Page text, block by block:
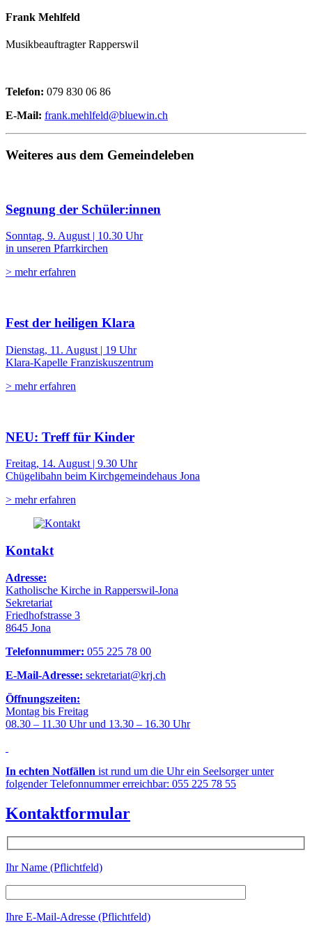
Frank Mehlfeld
Musikbeauftragter Rapperswil
Telefon: 079 830 06 86
E-Mail: frank.mehlfeld@bluewin.ch
Weiteres aus dem Gemeindeleben
Segnung der Schüler:innen
Sonntag, 9. August | 10.30 Uhr
in unseren Pfarrkirchen
> mehr erfahren
Fest der heiligen Klara
Dienstag, 11. August | 19 Uhr
Klara-Kapelle Franziskuszentrum
> mehr erfahren
NEU: Treff für Kinder
Freitag, 14. August | 9.30 Uhr
Chügelibahn beim Kirchgemeindehaus Jona
> mehr erfahren
Kontakt
Adresse:
Katholische Kirche in Rapperswil-Jona
Sekretariat
Friedhofstrasse 3
8645 Jona
Telefonnummer: 055 225 78 00
E-Mail-Adresse: sekretariat@krj.ch
Öffnungszeiten:
Montag bis Freitag
08.30 – 11.30 Uhr und 13.30 – 16.30 Uhr
In echten Notfällen ist rund um die Uhr ein Seelsorger unter
folgender Telefonnummer erreichbar: 055 225 78 55
Kontaktformular
Ihr Name (Pflichtfeld)
Ihre E-Mail-Adresse (Pflichtfeld)